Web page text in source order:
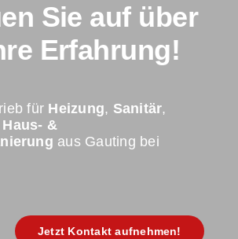
Sie auf über
Erfahrung!
für Heizung, Sanitär,
Haus- &
aus Gauting bei
Jetzt Kontakt aufnehmen!